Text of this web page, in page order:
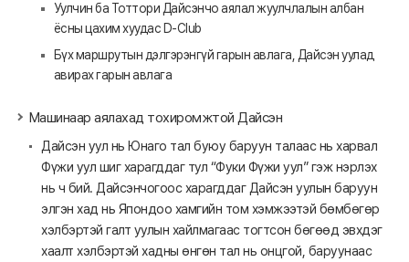
Уулчин ба Тоттори Дайсэнчо аялал жуулчлалын албан
ёсны цахим хуудас D-Club
Бүх маршрутын дэлгэрэнгүй гарын авлага, Дайсэн уулад
авирах гарын авлага
Машинаар аялахад тохиромжтой Дайсэн
Дайсэн уул нь Юнаго тал буюу баруун талаас нь харвал
Фүжи уул шиг харагддаг тул “Фуки Фүжи уул” гэж нэрлэх
нь ч бий. Дайсэнчогоос харагддаг Дайсэн уулын баруун
элгэн хад нь Япондоо хамгийн том хэмжээтэй бөмбөгөр
хэлбэртэй галт уулын хайлмагаас тогтсон бөгөөд эвхдэг
хаалт хэлбэртэй хадны өнгөн тал нь онцгой, баруунаас